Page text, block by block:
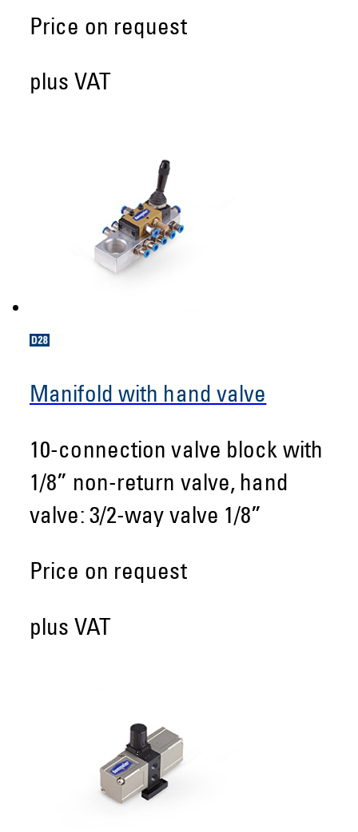
Price on request
plus VAT
Manifold with hand valve
10-connection valve block with
1/8” non-return valve, hand
valve: 3/2-way valve 1/8”
Price on request
plus VAT